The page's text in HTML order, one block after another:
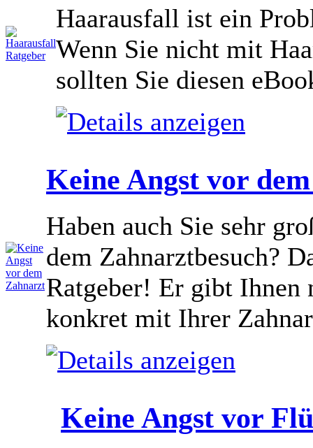
Haarausfall ist ein
Wenn Sie nicht mit
sollten Sie diesen
Keine Angst vor
Haben auch Sie sehr
dem Zahnarztbesuch?
Ratgeber! Er gibt Ihnen
konkret mit Ihrer
Keine Angst vor